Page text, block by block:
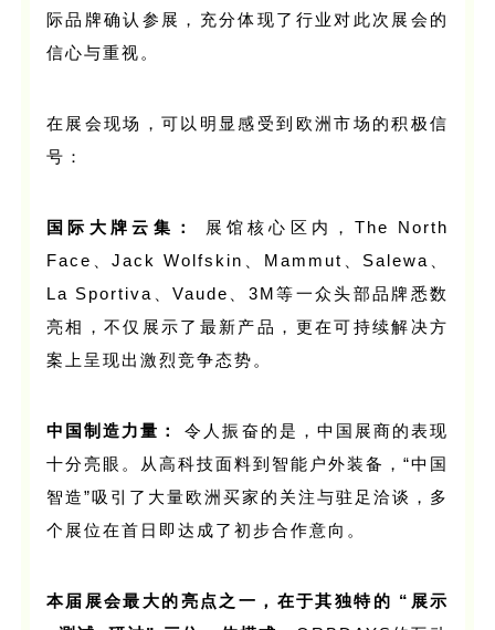
际品牌确认参展，充分体现了行业对此次展会的
信心与重视。
在展会现场，可以明显感受到欧洲市场的积极信
号：
国际大牌云集：
展馆核心区内，The North
Face、Jack Wolfskin、Mammut、Salewa、
La Sportiva、Vaude、3M等一众头部品牌悉数
亮相，不仅展示了最新产品，更在可持续解决方
案上呈现出激烈竞争态势。
中国制造力量：
令人振奋的是，中国展商的表现
十分亮眼。从高科技面料到智能户外装备，“中国
智造”吸引了大量欧洲买家的关注与驻足洽谈，多
个展位在首日即达成了初步合作意向。
本届展会最大的亮点之一，在于其独特的 “展示